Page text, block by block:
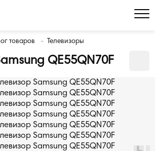
товаров Телевизоры
QE55QN70F